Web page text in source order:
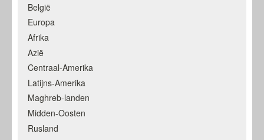
België
Europa
Afrika
Azië
Centraal-Amerika
Latijns-Amerika
Maghreb-landen
Midden-Oosten
Rusland